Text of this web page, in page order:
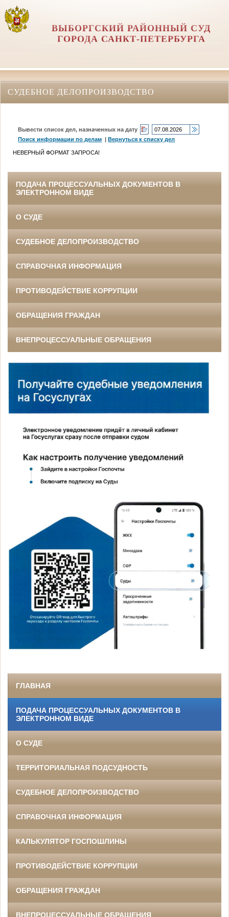
ВЫБОРГСКИЙ РАЙОННЫЙ СУД
ГОРОДА САНКТ-ПЕТЕРБУРГА
СУДЕБНОЕ ДЕЛОПРОИЗВОДСТВО
Вывести список дел, назначенных на дату
Поиск информации по делам |Вернуться к списку дел
НЕВЕРНЫЙ ФОРМАТ ЗАПРОСА!
ПОДАЧА ПРОЦЕССУАЛЬНЫХ ДОКУМЕНТОВ В
ЭЛЕКТРОННОМ ВИДЕ
О СУДЕ
СУДЕБНОЕ ДЕЛОПРОИЗВОДСТВО
СПРАВОЧНАЯ ИНФОРМАЦИЯ
ПРОТИВОДЕЙСТВИЕ КОРРУПЦИИ
ОБРАЩЕНИЯ ГРАЖДАН
ВНЕПРОЦЕССУАЛЬНЫЕ ОБРАЩЕНИЯ
ГЛАВНАЯ
ПОДАЧА ПРОЦЕССУАЛЬНЫХ ДОКУМЕНТОВ В
ЭЛЕКТРОННОМ ВИДЕ
О СУДЕ
ТЕРРИТОРИАЛЬНАЯ ПОДСУДНОСТЬ
СУДЕБНОЕ ДЕЛОПРОИЗВОДСТВО
СПРАВОЧНАЯ ИНФОРМАЦИЯ
КАЛЬКУЛЯТОР ГОСПОШЛИНЫ
ПРОТИВОДЕЙСТВИЕ КОРРУПЦИИ
ОБРАЩЕНИЯ ГРАЖДАН
ВНЕПРОЦЕССУАЛЬНЫЕ ОБРАЩЕНИЯ